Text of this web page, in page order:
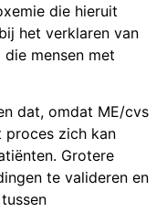
die hieruit
het verklaren van
mensen met
dat, omdat ME/cvs
proces zich kan
Grotere
te valideren en